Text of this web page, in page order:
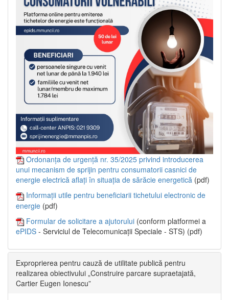
Ordonanța de urgență nr. 35/2025 privind introducerea
unui mecanism de sprijin pentru consumatorii casnici de
energie electrică aflați în situația de sărăcie energetică (pdf)
Informații utile pentru beneficiarii tichetului electronic de
energie (pdf)
Formular de solicitare a ajutorului (conform platformei a
ePIDS - Serviciul de Telecomunicații Speciale - STS) (pdf)
Exproprierea pentru cauză de utilitate publică pentru
realizarea obiectivului „Construire parcare supraetajată,
Cartier Eugen Ionescu”